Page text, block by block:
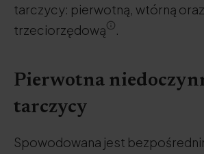
tarczycy: pierwotną, wtórną oraz
trzeciorzędową
.
Pierwotna
tarczycy
Spowodowana jest